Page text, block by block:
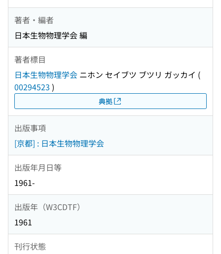
著者・編者
日本生物物理学会 編
著者標目
日本生物物理学会 ニホン セイブツ ブツリ ガッカイ (
00294523 )
典拠
出版事項
[京都] : 日本生物物理学会
出版年月日等
1961-
出版年（W3CDTF）
1961
刊行状態